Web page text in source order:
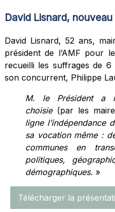
David Lisnard,
David Lisnard, 52 ans,
président de l’AMF pour
recueilli les suffrages de
son concurrent, Philippe
M. le Président a
choisie(par les
ligne l’indépendance
sa vocation même :
communes en
politiques,
démographiques. »
Télécharger la